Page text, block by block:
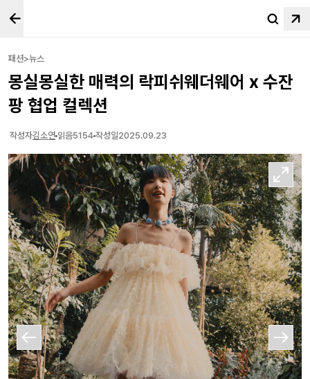
패션>뉴스
몽실몽실한 매력의 락피쉬웨더웨어 x 수잔
팡 협업 컬렉션
작성자김소연 읽음5154 작성일2025.09.23